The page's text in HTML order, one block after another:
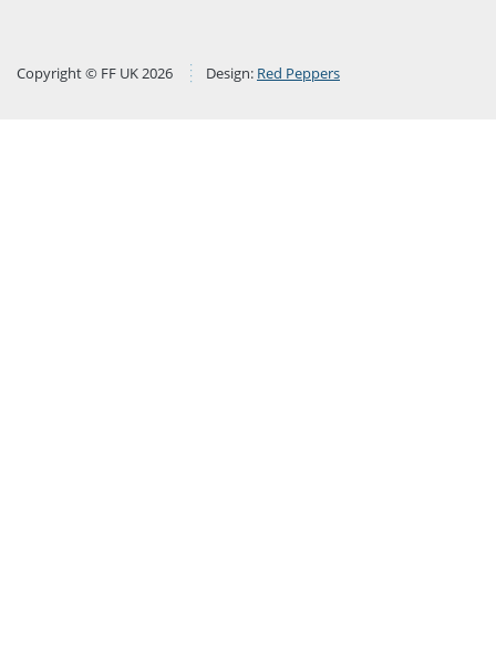
Copyright © FF UK 2026 Design: Red Peppers